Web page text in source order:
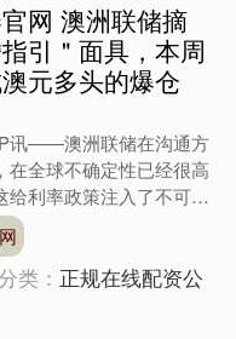
网 澳洲联储摘
引＂面具，本周
元多头的爆仓
讯——澳洲联储在沟通方
在全球不确定性已经很高
给利率政策注入了不可预
这对投资者来说代价高
源于澳洲....
类： 正规在线配资公